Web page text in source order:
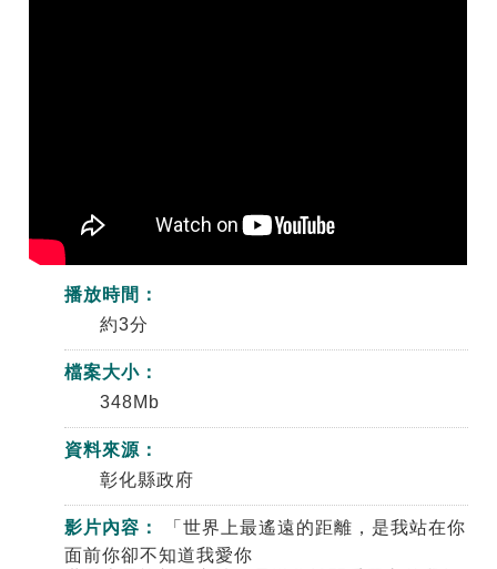
播放時間：
約3分
檔案大小：
348Mb
資料來源：
彰化縣政府
影片內容：
「世界上最遙遠的距離，是我站在你
面前你卻不知道我愛你